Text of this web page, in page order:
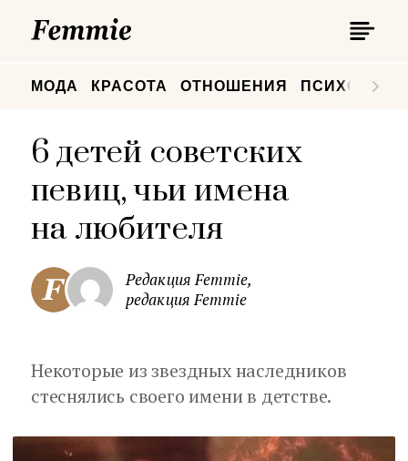
МОДА КРАСОТА ОТНОШЕНИЯ
6 детей советских
певиц, чьи имена
на любителя
Редакция Femmie,
редакция Femmie
Некоторые из звездных наследников
стеснялись своего имени в детстве.